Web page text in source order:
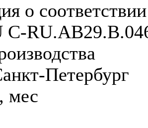
о
Петербург
мес